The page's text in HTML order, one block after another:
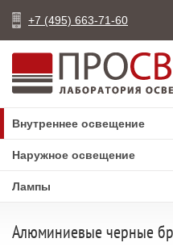
+7 (495) 663-71-60
Внутреннее освещение
Наружное освещение
Лампы
Алюминиевые черные